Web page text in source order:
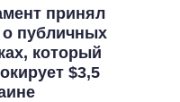
принял
о публичных
который
$3,5